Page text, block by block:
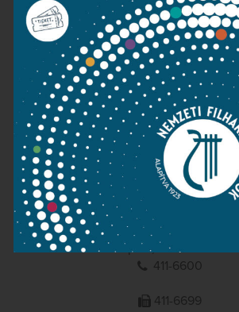
Sajtószoba
Adatvédelem
Impresszum
NEMZETI
1095 Budapest, Komor Marcell
411-6600
411-6699